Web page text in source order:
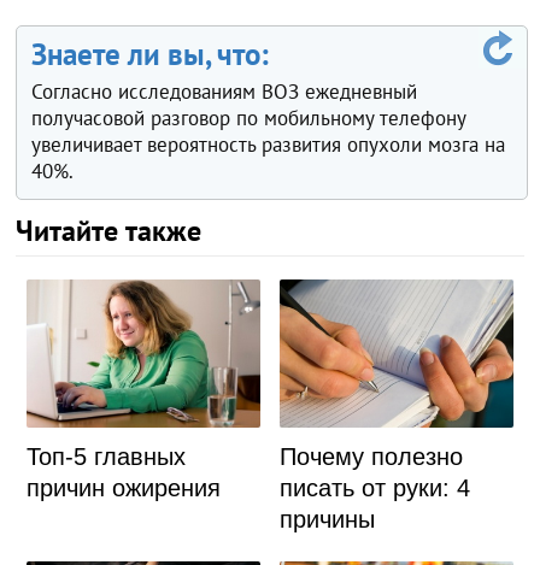
Знаете ли вы, что:
Согласно исследованиям ВОЗ ежедневный
получасовой разговор по мобильному телефону
увеличивает вероятность развития опухоли мозга на
40%.
Читайте также
Топ-5 главных
причин ожирения
Почему полезно
писать от руки: 4
причины